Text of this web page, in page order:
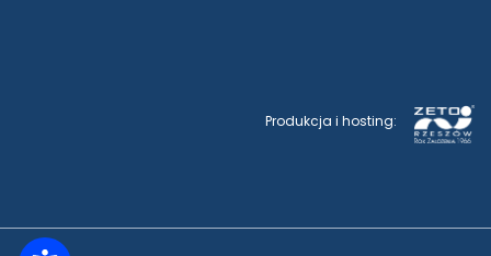
Produkcja i hosting: